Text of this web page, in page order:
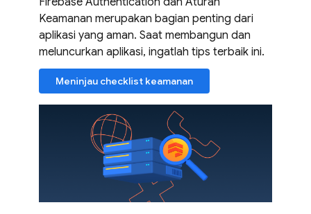
Keamanan merupakan bagian penting dari
aplikasi yang aman. Saat membangun dan
meluncurkan aplikasi, ingatlah tips terbaik ini.
Meninjau checklist keamanan